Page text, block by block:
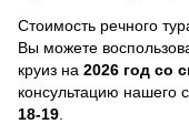
Стоимость речного
Вы можете
круиз на 2026 год со
консультацию нашего
18-19